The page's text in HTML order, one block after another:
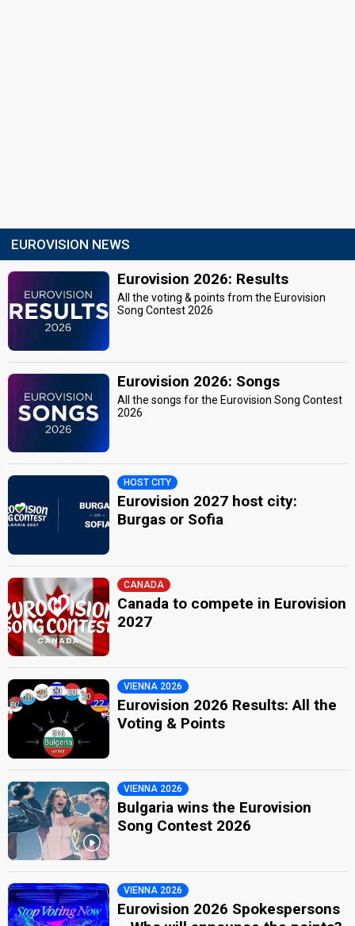
EUROVISION NEWS
Eurovision 2026: Results
All the voting & points from the Eurovision
Song Contest 2026
Eurovision 2026: Songs
All the songs for the Eurovision Song Contest
2026
HOST CITY
Eurovision 2027 host city:
Burgas or Sofia
CANADA
Canada to compete in Eurovision
2027
VIENNA 2026
Eurovision 2026 Results: All the
Voting & Points
VIENNA 2026
Bulgaria wins the Eurovision
Song Contest 2026
VIENNA 2026
Eurovision 2026 Spokespersons